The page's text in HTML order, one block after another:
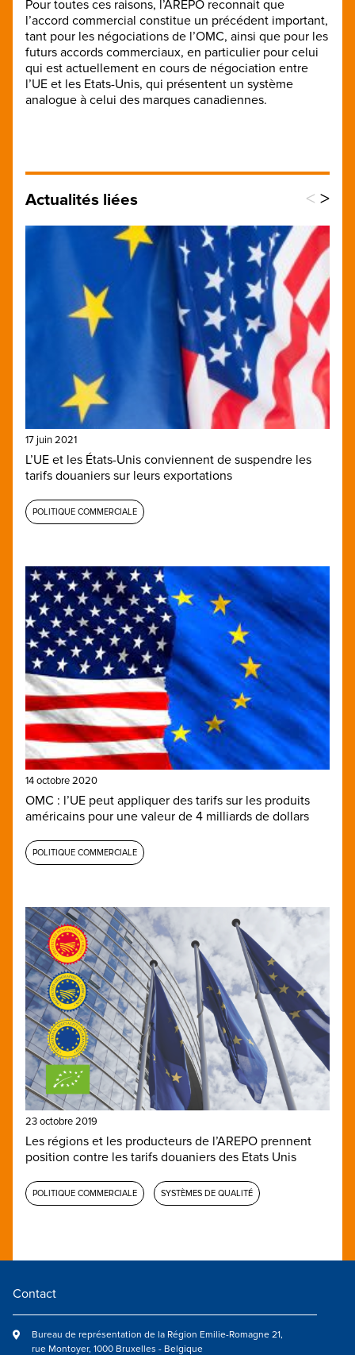
Pour toutes ces raisons, l’AREPO reconnait que
l’accord commercial constitue un précédent important,
tant pour les négociations de l’OMC, ainsi que pour les
futurs accords commerciaux, en particulier pour celui
qui est actuellement en cours de négociation entre
l’UE et les Etats-Unis, qui présentent un système
analogue à celui des marques canadiennes.
Actualités liées < >
17 juin 2021
L’UE et les États-Unis conviennent de suspendre les
tarifs douaniers sur leurs exportations
POLITIQUE COMMERCIALE
14 octobre 2020
OMC : l’UE peut appliquer des tarifs sur les produits
américains pour une valeur de 4 milliards de dollars
POLITIQUE COMMERCIALE
23 octobre 2019
Les régions et les producteurs de l’AREPO prennent
position contre les tarifs douaniers des Etats Unis
POLITIQUE COMMERCIALE SYSTÈMES DE QUALITÉ
Contact
Bureau de représentation de la Région Emilie-Romagne 21,
rue Montoyer, 1000 Bruxelles - Belgique